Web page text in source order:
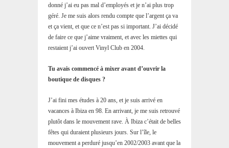
donné j’ai eu pas mal d’employés et je n’ai plus trop
géré. Je me suis alors rendu compte que l’argent ça va
et ça vient, et que ce n’est pas si important. J’ai décidé
de faire ce que j’aime vraiment, et avec les miettes qui
restaient j’ai ouvert Vinyl Club en 2004.
Tu avais commencé à mixer avant d’ouvrir la
boutique de disques ?
J’ai fini mes études à 20 ans, et je suis arrivé en
vacances à Ibiza en 98. En arrivant, je me suis retrouvé
plutôt dans le mouvement rave. À Ibiza c’était de belles
fêtes qui duraient plusieurs jours. Sur l’île, le
mouvement a perduré jusqu’en 2002/2003 avant que la